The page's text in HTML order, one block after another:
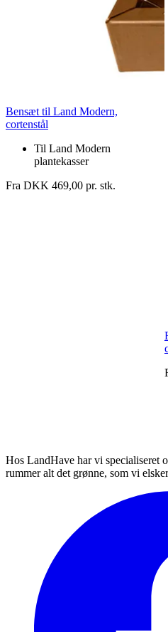
Bensæt til Land Modern,
cortenstål
Til Land Modern
plantekasser
Fra DKK 469,00 pr. stk.
Hos LandHave har vi specialiseret
rummer alt det grønne, som vi